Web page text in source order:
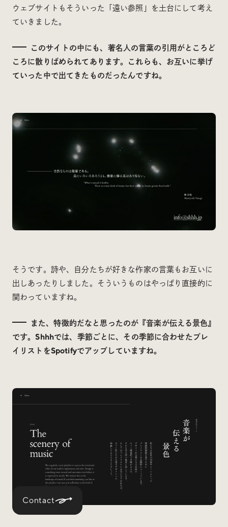
Contact
ウェブサイトもそういった「遠い参照」を土台にして考え
ていきました。
このサイトの中にも、著名人の言葉の引用がところど
ころに散りばめられてあります。これらも、お互いに挙げ
ていった中で出てきたものだったんですね。
そうです。詩や、自分たちが好きな作家の言葉もお互いに
出しあったりしました。そういうものはやっぱり直接的に
関わっていますね。
また、特徴的だなと思ったのが『音楽が伝える景色』
です。Shhhでは、季節ごとに、その季節に合わせたプレ
イリストをSpotifyでアップしていますね。